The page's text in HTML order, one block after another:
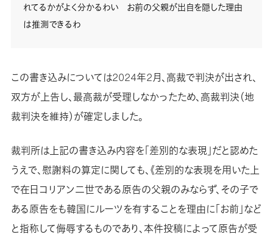
れてるかがよく分かるわい お前の父親が出自を隠した理由
は推測できるわ
この書き込みについては2024年2月、高裁で判決が出され、
双方が上告し、最高裁が受理しなかったため、高裁判決（地
裁判決を維持）が確定しました。
裁判所は上記の書き込み内容を「差別的な表現」だと認めた
うえで、慰謝料の算定に関しても、《差別的な表現を用いた上
で在日コリアン二世である原告の父親のみならず、その子で
ある原告をも韓国にルーツを有することを理由に「お前」など
と指称して侮辱するものであり、本件投稿によって原告が受